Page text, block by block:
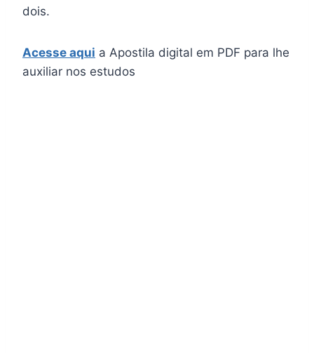
dois.
Acesse aqui a Apostila digital em PDF para lhe
auxiliar nos estudos